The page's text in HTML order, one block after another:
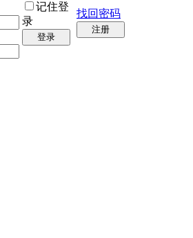
记住登
录
登录
找回密码
注册